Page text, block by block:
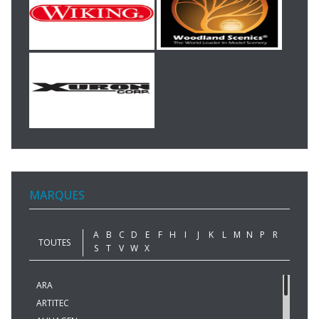
MARQUES
TOUTES
A B C D E F H I J K L M N P
R
S
T V W X
ARA
ARTITEC